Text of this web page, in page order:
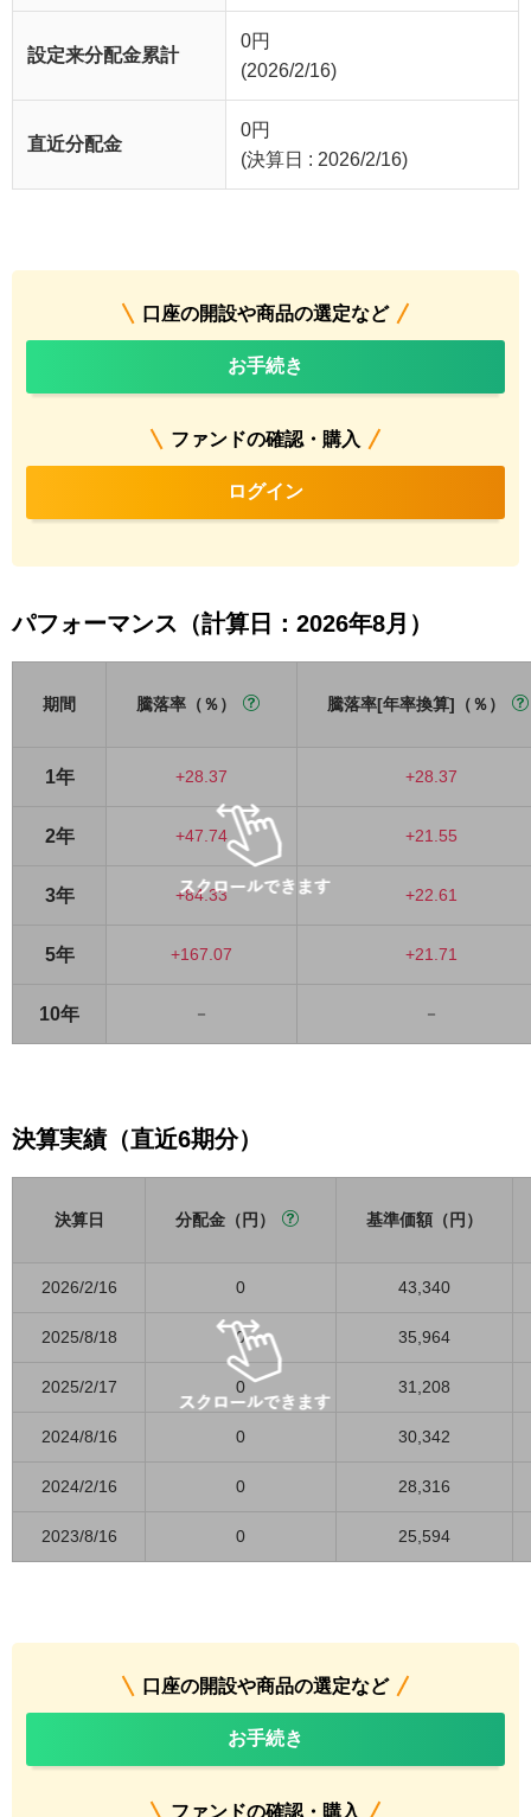
設定来分配金累計
0円
(2026/2/16)
直近分配金
0円
(決算日 : 2026/2/16)
口座の開設や商品の選定など
お手続き
ファンドの確認・購入
ログイン
パフォーマンス（計算日：2026年8月）
期間 騰落率（％） 騰落率[年率換算]（％）
1年 +28.37 +28.37
2年 +47.74 +21.55
3年 +84.33 +22.61
5年 +167.07 +21.71
10年 － －
決算実績（直近6期分）
決算日 分配金（円） 基準価額（円）
2026/2/16 0 43,340
2025/8/18 0 35,964
2025/2/17 0 31,208
2024/8/16 0 30,342
2024/2/16 0 28,316
2023/8/16 0 25,594
口座の開設や商品の選定など
お手続き
ファンドの確認・購入